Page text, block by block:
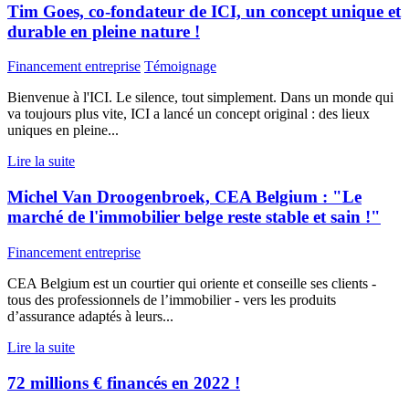
Tim Goes, co-fondateur de ICI, un concept unique et
durable en pleine nature !
Financement entreprise Témoignage
Bienvenue à l'ICI. Le silence, tout simplement. Dans un monde qui
va toujours plus vite, ICI a lancé un concept original : des lieux
uniques en pleine...
Lire la suite
Michel Van Droogenbroek, CEA Belgium : "Le
marché de l'immobilier belge reste stable et sain !"
Financement entreprise
CEA Belgium est un courtier qui oriente et conseille ses clients -
tous des professionnels de l’immobilier - vers les produits
d’assurance adaptés à leurs...
Lire la suite
72 millions € financés en 2022 !